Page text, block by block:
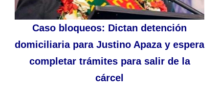
Caso bloqueos: Dictan detención
domiciliaria para Justino Apaza y espera
completar trámites para salir de la
cárcel